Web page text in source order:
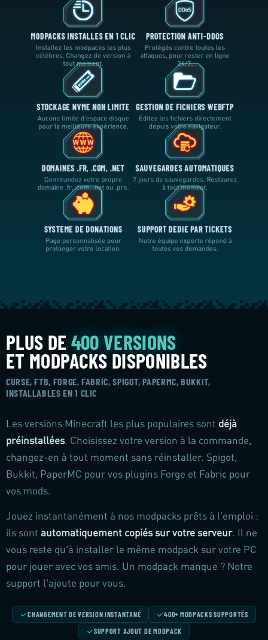
MODPACKS INSTALLES EN 1 CLIC
Installez les modpacks les plus
célèbres. Changez de version à
tout moment.
PROTECTION ANTI-DDOS
Protégés contre toutes les
attaques, pour rester en ligne
24/7.
STOCKAGE NVME NON LIMITE
Aucune limite d'espace disque
pour la meilleure expérience.
GESTION DE FICHIERS WEBFTP
Éditez les fichiers directement
depuis votre navigateur.
DOMAINES .FR, .COM, .NET
Commandez votre propre
domaine .fr, .com, .net ou .pro.
SAUVEGARDES AUTOMATIQUES
7 jours de sauvegardes. Restaurez
à tout moment.
SYSTEME DE DONATIONS
Page personnalisée pour
prolonger votre location.
SUPPORT DEDIE PAR TICKETS
Notre équipe experte répond à
toutes vos demandes.
PLUS DE 400 VERSIONS
ET MODPACKS DISPONIBLES
CURSE, FTB, FORGE, FABRIC, SPIGOT, PAPERMC, BUKKIT,
INSTALLABLES EN 1 CLIC
Les versions Minecraft les plus populaires sont déjà
préinstallées. Choisissez votre version à la commande,
changez-en à tout moment sans réinstaller. Spigot,
Bukkit, PaperMC pour vos plugins Forge et Fabric pour
vos mods.
Jouez instantanément à nos modpacks prêts à l'emploi :
ils sont automatiquement copiés sur votre serveur. Il ne
vous reste qu'à installer le même modpack sur votre PC
pour jouer avec vos amis. Un modpack manque ? Notre
support l'ajoute pour vous.
CHANGEMENT DE VERSION INSTANTANÉ
400+ MODPACKS SUPPORTÉS
SUPPORT AJOUT DE MODPACK